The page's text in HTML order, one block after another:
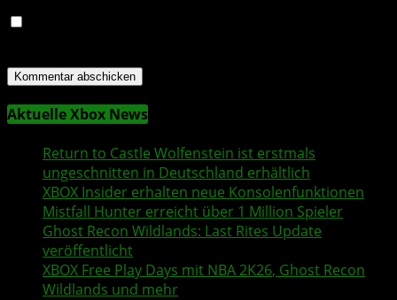
Aktuelle Xbox News
Return to Castle Wolfenstein ist erstmals
ungeschnitten in Deutschland erhältlich
XBOX Insider erhalten neue Konsolenfunktionen
Mistfall Hunter erreicht über 1 Million Spieler
Ghost Recon Wildlands: Last Rites Update
veröffentlicht
XBOX Free Play Days mit NBA 2K26, Ghost Recon
Wildlands und mehr